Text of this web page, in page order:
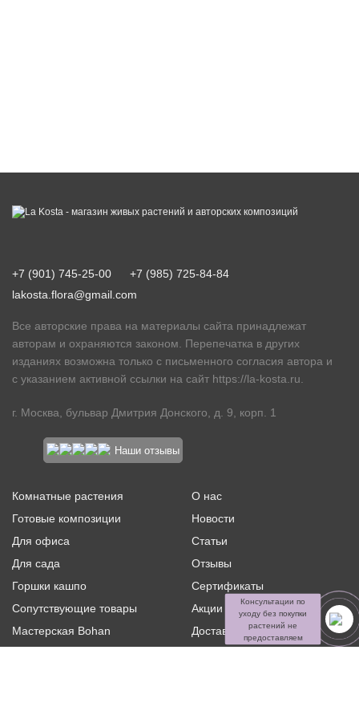
+7 (901) 745-25-00
+7 (985) 725-84-84
lakosta.flora@gmail.com
Все авторские права на материалы сайта принадлежат
авторам и охраняются законом. Перепечатка в других
изданиях возможна только с письменного согласия автора и
с указанием активной ссылки на сайт https://la-kosta.ru
г. Москва, бульвар Дмитрия Донского, д. 9, корп. 1
Наши отзывы
Комнатные растения
Готовые композиции
Для офиса
Для сада
Горшки кашпо
Сопутствующие товары
Мастерская Bohan
О нас
Новости
Статьи
Отзывы
Сертификаты
Акции и скидки
Доставка и оплата
Консультации по
уходу без покупки
растений не
предоставляем